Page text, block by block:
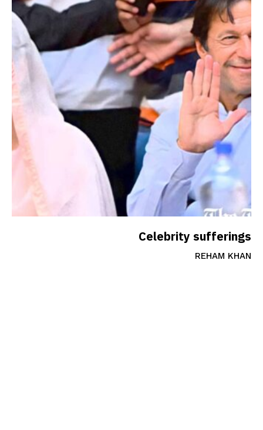
Celebrity sufferings
REHAM KHAN